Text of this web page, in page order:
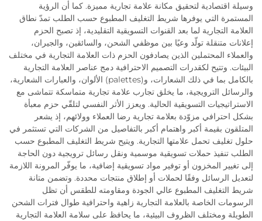
وسيلة اقتصادية لتحقيق مكانة علامة تجارية مميزة. كما أن الرؤية
المستمرة التي يوفرها شريط التغليف المطبوع حسب الطلب تمدّ نطاق
العلامة التجارية لما بعد القنوات التسويقية التقليدية، إذ تصبح الحزم
إعلانات متنقلة تولّد وعيًا بين موظفي الشحن، والسائقين، والجيران،
والعملاء المحتملين الذين يصادفون الحزم ذات العلامة التجارية في مختلف
البيئات. وتتيح لكقدرات التصميم الاحترافية دمج عناصر العلامة التجارية
بالكامل بما في ذلك الشعارات، و(palettes) الألوان، والعبارات الشعارية،
والرسائل الترويجية، ما يخلق تجارب علامة تجارية متماسكة تتماشى مع
الاستراتيجيات التسويقية الحالية. ويعزز الأثر النفسي لتلقّي حزم معبأة
بشكل احترافي مزوّدة بعلامة تجارية رضا العملاء وولائهم، إذ يشعر
المتلقون بقيمة أكبر واهتمام أكبر بالتفاصيل من الشركات التي تستثمر في
حلول تغليف تحمل علامتها التجارية. ويتيح شريط التغليف المطبوع حسب
الطلب تنفيذ حملات تسويقية موسمية ونقل رسائل ترويجية دون الحاجة
إلى تغيير المخزون أو توفير مواد تسويقية إضافية، ما يوفّر المرونة اللازمة
لتعديل الرسائل وفقًا لحملات أو إطلاق منتجات محددة. وتضمن متانة
شريط التغليف المطبوع عالي الجودة ومقاومته للطقس أن تظل
الرسومات الخاصة بالعلامة التجارية زاهية واحترافية طوال فترات الشحن
الطويلة ومختلف الظروف البيئية، ما يحافظ على سلامة العلامة التجارية